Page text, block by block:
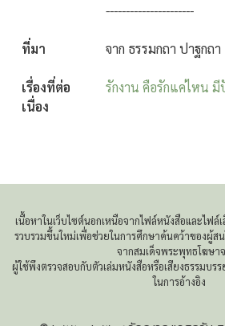
----------------------
ที่มา จาก ธรรมกถา ปาฐกถา
เรื่องที่ต่อ
เนื่อง
รักงาน คือรักแค่ไหน
เนื้อหาในเว็บไซต์นอกเหนือจากไฟล์หนังสือและไฟล์
รวบรวมขึ้นใหม่เพื่อช่วยในการศึกษาค้นคว้าของผู้ส
จากสมเด็จพระพุทธโฆษา
ผู้ใช้พึงตรวจสอบกับตัวเล่มหนังสือหรือเสียงธรรมบ
ในการอ้างอิง